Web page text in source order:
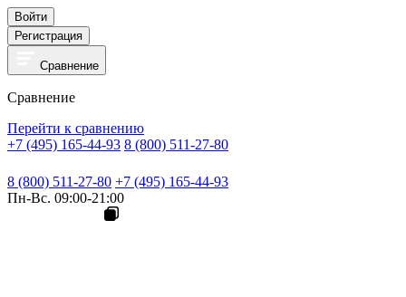
Войти
Регистрация
Сравнение
Сравнение
Перейти к сравнению
+7 (495) 165-44-93 8 (800) 511-27-80
8 (800) 511-27-80 +7 (495) 165-44-93
Пн-Вс. 09:00-21:00